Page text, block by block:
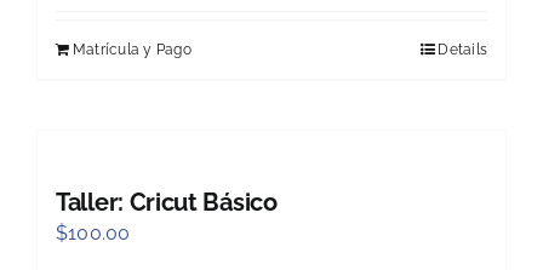
Matrícula y Pago Details
Taller: Cricut Básico
$100.00